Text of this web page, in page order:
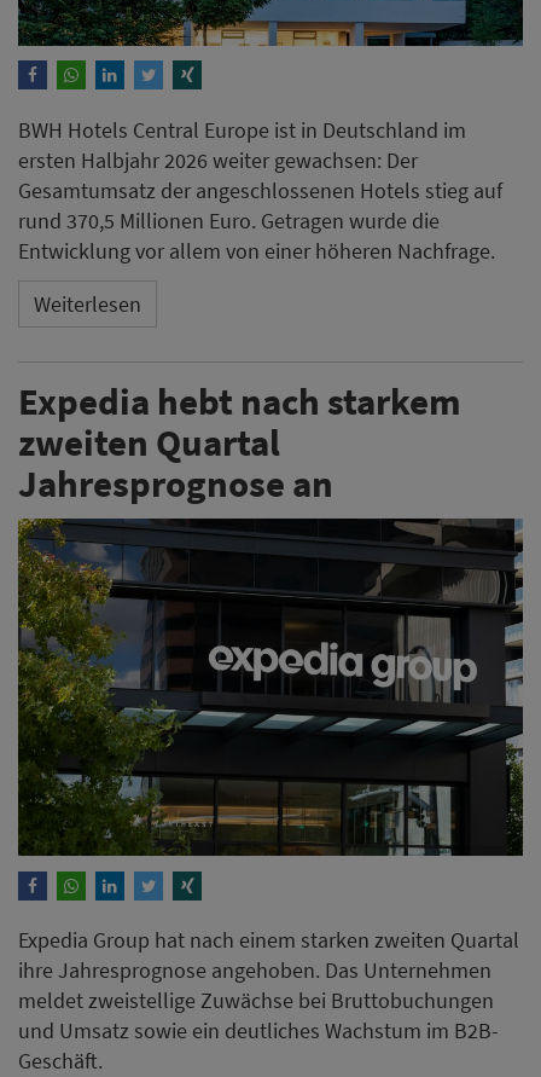
BWH Hotels Central Europe ist in Deutschland im
ersten Halbjahr 2026 weiter gewachsen: Der
Gesamtumsatz der angeschlossenen Hotels stieg auf
rund 370,5 Millionen Euro. Getragen wurde die
Entwicklung vor allem von einer höheren Nachfrage.
Weiterlesen
Expedia hebt nach starkem
zweiten Quartal
Jahresprognose an
Expedia Group hat nach einem starken zweiten Quartal
ihre Jahresprognose angehoben. Das Unternehmen
meldet zweistellige Zuwächse bei Bruttobuchungen
und Umsatz sowie ein deutliches Wachstum im B2B-
Geschäft.